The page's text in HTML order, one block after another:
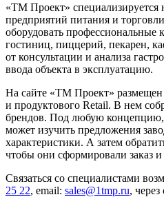
«ТМ Проект»
предприятий питания и
оборудовать профессиональные
гостиниц, пиццерий, пекарен,
от консультации и анализа
ввода объекта в эксплуатацию.
На сайте «ТМ Проект» размещен
и продуктового Retail. В нем
брендов. Под любую
может изучить предложения
характеристики. А затем
чтобы они сформировали заказ и
Связаться со специалистами
25 22, email: sales@1tmp.ru,